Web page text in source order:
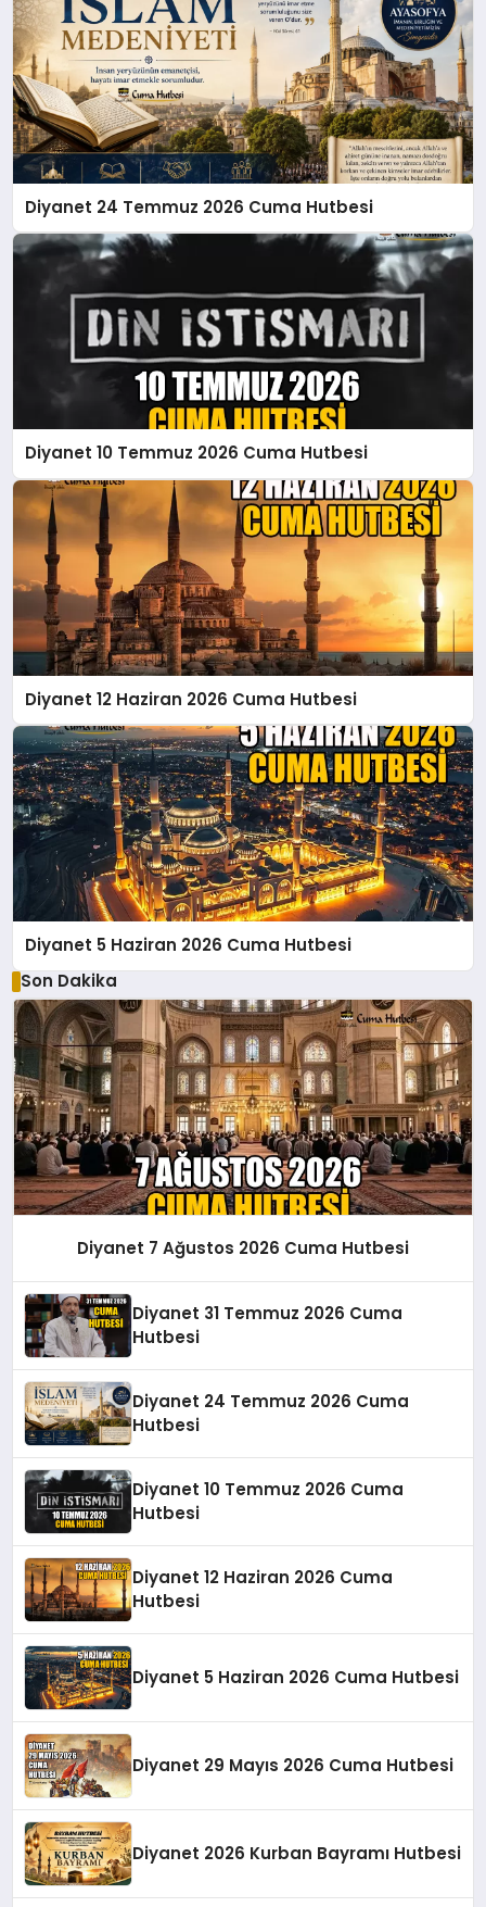
Diyanet 24 Temmuz 2026 Cuma Hutbesi
Diyanet 10 Temmuz 2026 Cuma Hutbesi
Diyanet 12 Haziran 2026 Cuma Hutbesi
Diyanet 5 Haziran 2026 Cuma Hutbesi
Son Dakika
Diyanet 7 Ağustos 2026 Cuma Hutbesi
Diyanet 31 Temmuz 2026 Cuma
Hutbesi
Diyanet 24 Temmuz 2026 Cuma
Hutbesi
Diyanet 10 Temmuz 2026 Cuma
Hutbesi
Diyanet 12 Haziran 2026 Cuma
Hutbesi
Diyanet 5 Haziran 2026 Cuma Hutbesi
Diyanet 29 Mayıs 2026 Cuma Hutbesi
Diyanet 2026 Kurban Bayramı Hutbesi